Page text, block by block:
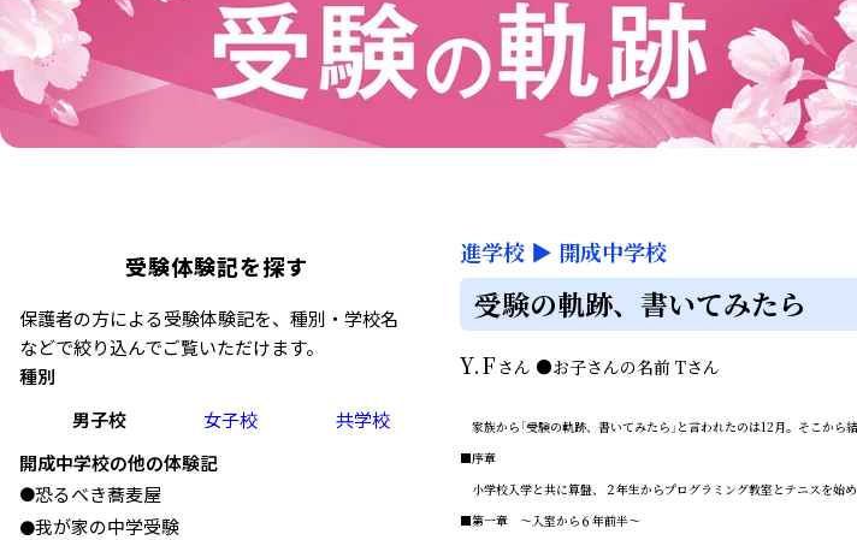
受験体験記を探す
保護者の方による受験体験記を、種別・学校名
などで絞り込んでご覧いただけます。
種別
男子校
女子校
共学校
開成中学校の他の体験記
●恐るべき蕎麦屋
●我が家の中学受験
進学校 ▶ 開成中学校
受験の軌跡、書いてみたら
Y.F さん ●お子さんの名前 Tさん
家族から「受験の軌跡、書いてみたら」と言われたのは12月。そこから
■序章
小学校入学と共に算盤、２年生からプログラミング教室とテニスを始
■第一章 ～入室から６年前半～